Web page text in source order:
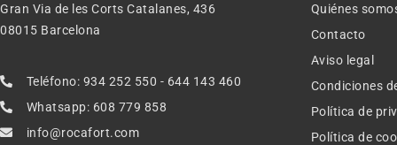
Gran Via de les Corts Catalanes, 436
08015 Barcelona
Teléfono: 934 252 550 - 644 143 460
Whatsapp: 608 779 858
info@rocafort.com
Quiénes
Contacto
Aviso legal
Condiciones
Política de
Política de